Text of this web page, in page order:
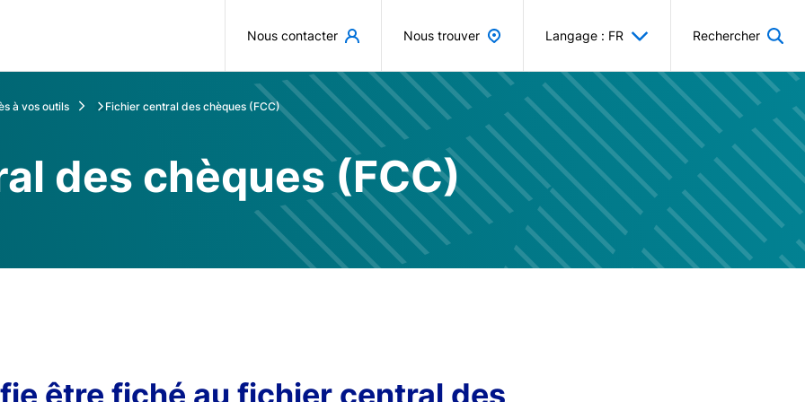
Nous contacter Nous trouver Langage : FR Rechercher
à vos outils Fichier central des chèques (FCC)
des chèques (FCC)
être fiché au fichier central des